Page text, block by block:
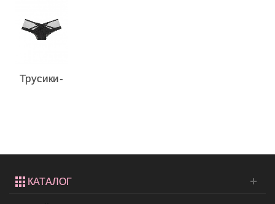
Трусики-
КАТАЛОГ